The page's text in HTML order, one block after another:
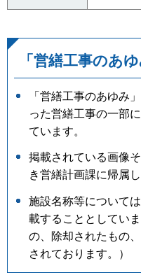
「営繕工事のあ
「営繕工事のあゆみ
った営繕工事の一部
ています。
掲載されている画像
き営繕計画課に帰属し
施設名称等について
載することとしてい
の、除却されたもの
されております。）